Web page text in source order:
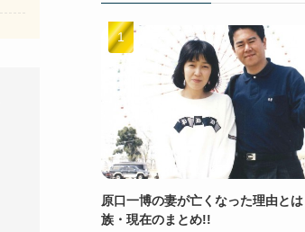
原口一博の妻が亡くなった理由と
族・現在のまとめ!!